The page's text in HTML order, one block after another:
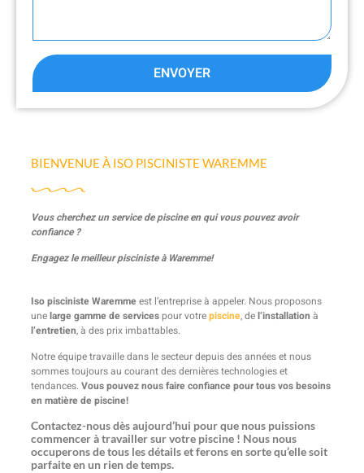
BIENVENUE À ISO PISCINISTE WAREMME
Vous cherchez un service de piscine en qui vous pouvez avoir
confiance ?
Engagez le meilleur pisciniste à Waremme!
Iso pisciniste Waremme est l’entreprise à appeler. Nous proposons
unelarge gamme de services pour votrepiscine, del’installation à
l’entretien, à des prix imbattables.
Notre équipe travaille dans le secteur depuis des années et nous
sommes toujours au courant des dernières technologies et
tendances. Vous pouvez nous faire confiance pour tous vos besoins
en matière de piscine!
Contactez-nous dès aujourd’hui pour que nous puissions
commencer à travailler sur votre piscine ! Nous nous
occuperons de tous les détails et ferons en sorte qu’elle soit
parfaite en un rien de temps.
ENVOYER